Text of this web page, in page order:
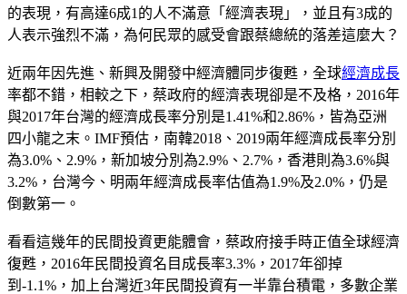
的表現，有高達6成1的人不滿意「經濟表現」，並且有3成的
人表示強烈不滿，為何民眾的感受會跟蔡總統的落差這麼大？
近兩年因先進、新興及開發中經濟體同步復甦，全球經濟成長
率都不錯，相較之下，蔡政府的經濟表現卻是不及格，2016年
與2017年台灣的經濟成長率分別是1.41%和2.86%，皆為亞洲
四小龍之末。IMF預估，南韓2018、2019兩年經濟成長率分別
為3.0%、2.9%，新加坡分別為2.9%、2.7%，香港則為3.6%與
3.2%，台灣今、明兩年經濟成長率估值為1.9%及2.0%，仍是
倒數第一。
看看這幾年的民間投資更能體會，蔡政府接手時正值全球經濟
復甦，2016年民間投資名目成長率3.3%，2017年卻掉
到-1.1%，加上台灣近3年民間投資有一半靠台積電，多數企業